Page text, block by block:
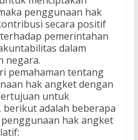
penggunaan hak
secara positif
pemerintahan
dalam
negara.
pemahaman tentang
hak angket dengan
untuk
adalah beberapa
hak angket